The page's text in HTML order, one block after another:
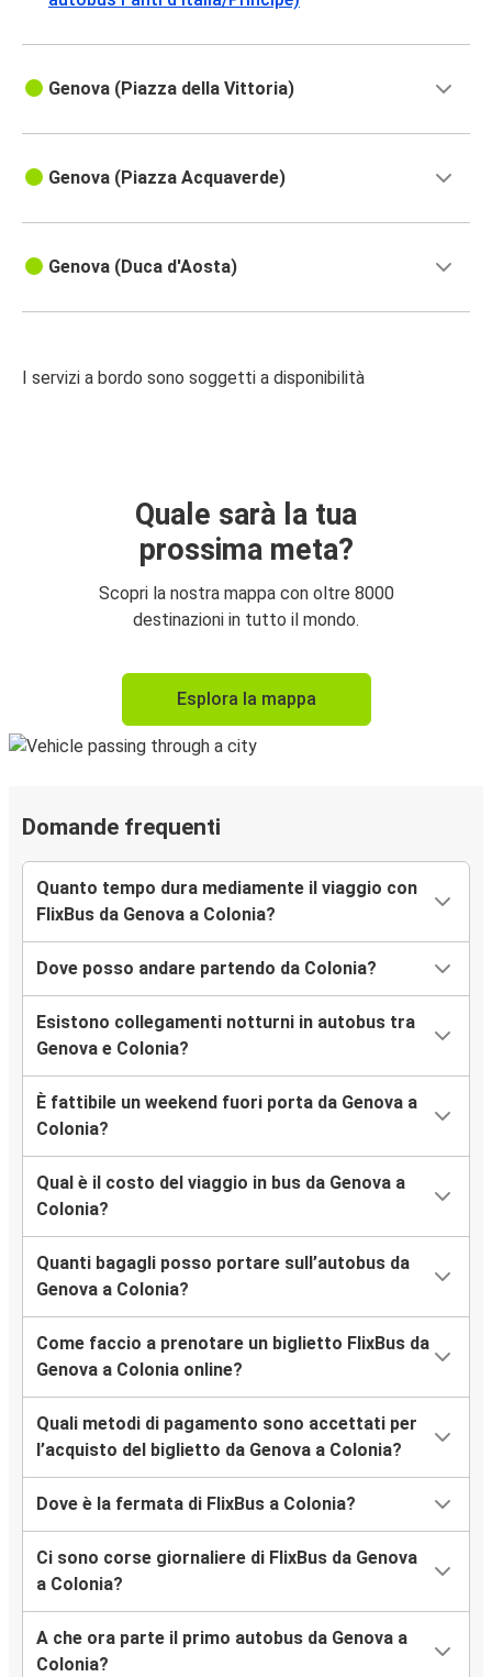
Genova (Piazza della Vittoria)
Genova (Piazza Acquaverde)
Genova (Duca d'Aosta)
I servizi a bordo sono soggetti a disponibilità
Quale sarà la tua
prossima meta?
Scopri la nostra mappa con oltre 8000
destinazioni in tutto il mondo.
Esplora la mappa
Domande frequenti
Quanto tempo dura mediamente il viaggio con
FlixBus da Genova a Colonia?
Dove posso andare partendo da Colonia?
Esistono collegamenti notturni in autobus tra
Genova e Colonia?
È fattibile un weekend fuori porta da Genova a
Colonia?
Qual è il costo del viaggio in bus da Genova a
Colonia?
Quanti bagagli posso portare sull’autobus da
Genova a Colonia?
Come faccio a prenotare un biglietto FlixBus da
Genova a Colonia online?
Quali metodi di pagamento sono accettati per
l’acquisto del biglietto da Genova a Colonia?
Dove è la fermata di FlixBus a Colonia?
Ci sono corse giornaliere di FlixBus da Genova
a Colonia?
A che ora parte il primo autobus da Genova a
Colonia?